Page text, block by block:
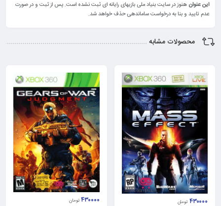
این عنوان هنوز در سایت بنیاد ملی بازیهای رایانه ای ثبت نشده است. پس از ثبت و در صورت
عدم تایید و بنا به درخواست ساماندهی حذف خواهد شد.
محصولات مشابه
۴۳۰۰۰۰ تومان ۴۳۰۰۰۰ تومان